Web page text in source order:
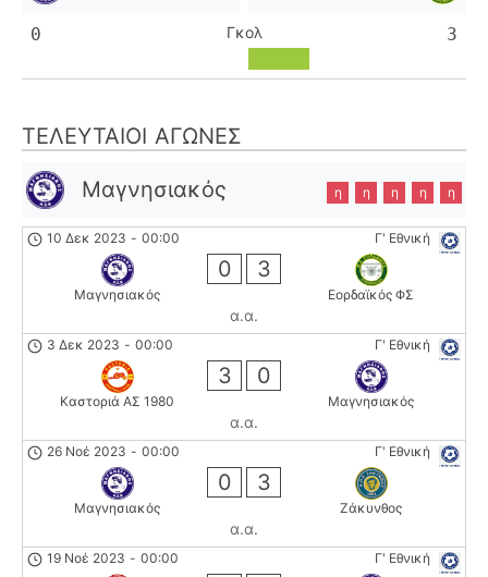
0 Γκολ 3
ΤΕΛΕΥΤΑΊΟΙ ΑΓΏΝΕΣ
Μαγνησιακός η η η η η
Γ' Εθνική
10 Δεκ 2023 - 00:00
Μαγνησιακός
0 3
Εορδαϊκός ΦΣ
α.α.
Γ' Εθνική
3 Δεκ 2023 - 00:00
Καστοριά ΑΣ 1980
3 0
Μαγνησιακός
α.α.
Γ' Εθνική
26 Νοέ 2023 - 00:00
Μαγνησιακός
0 3
Ζάκυνθος
α.α.
Γ' Εθνική
19 Νοέ 2023 - 00:00